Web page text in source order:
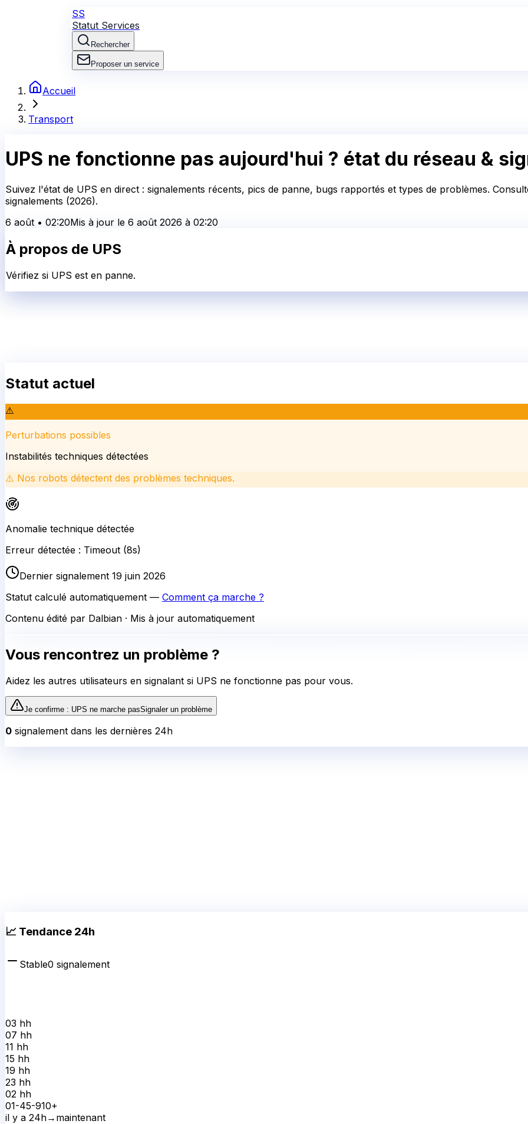
SS
Statut Services
Rechercher
Proposer un service
Accueil
Transport
UPS ne fonctionne pas aujourd'hui ? état du réseau &
Suivez l'état de UPS en direct : signalements récents, pics de panne, bugs rapportés et types de problèmes.
signalements (2026).
6 août • 02:20Mis à jour le 6 août 2026 à 02:20
À propos de UPS
Vérifiez si UPS est en panne.
Statut actuel
⚠️
Perturbations possibles
Instabilités techniques détectées
⚠️ Nos robots détectent des problèmes techniques.
Anomalie technique détectée
Erreur détectée : Timeout (8s)
Dernier signalement 19 juin 2026
Statut calculé automatiquement — Comment ça marche ?
Contenu édité par Dalbian · Mis à jour automatiquement
Vous rencontrez un problème ?
Aidez les autres utilisateurs en signalant si UPS ne fonctionne pas pour vous.
Je confirme : UPS ne marche pasSignaler un problème
0 signalement dans les dernières 24h
📈 Tendance 24h
Stable0 signalement
03 hh
07 hh
11 hh
15 hh
19 hh
23 hh
02 hh
01-45-910+
il y a 24h→ maintenant